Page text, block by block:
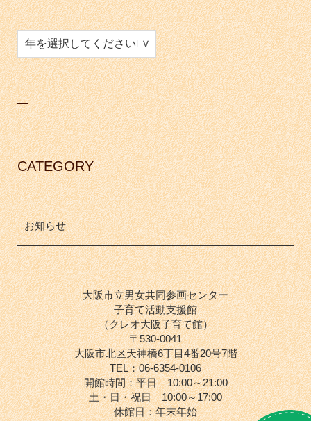
CATEGORY
お知らせ
大阪市立男女共同参画センター
子育て活動支援館
（クレオ大阪子育て館）
〒530-0041
大阪市北区天神橋6丁目4番20号7階
TEL：06-6354-0106
開館時間：平日 10:00～21:00
土・日・祝日 10:00～17:00
休館日：年末年始